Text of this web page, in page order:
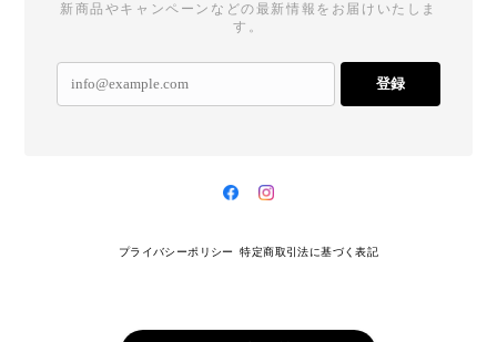
新商品やキャンペーンなどの最新情報をお届けいたしま
す。
登録
プライバシーポリシー 特定商取引法に基づく表記